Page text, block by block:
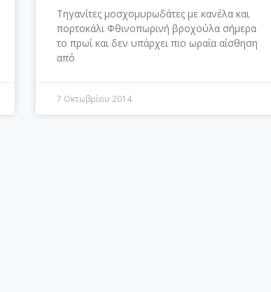
Τηγανίτες μοσχομυρωδάτες με κανέλα και
πορτοκάλι Φθινοπωρινή βροχούλα σήμερα
το πρωί και δεν υπάρχει πιο ωραία αίσθηση
από
7 Οκτωβρίου 2014